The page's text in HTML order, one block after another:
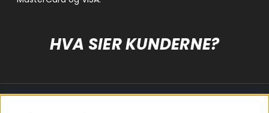
HVA SIER KUNDERNE?